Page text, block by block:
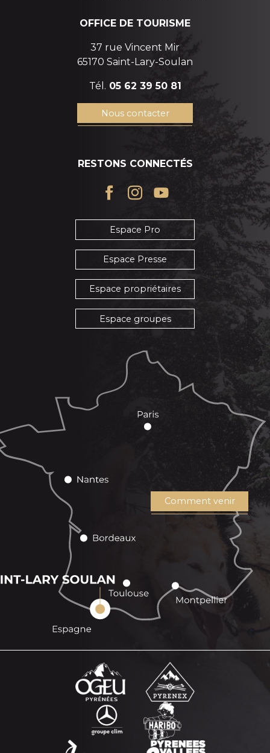
OFFICE DE TOURISME
37 rue Vincent Mir
65170 Saint-Lary-Soulan
Tél. 05 62 39 50 81
Nous contacter
RESTONS CONNECTÉS
Espace Pro
Espace Presse
Espace propriétaires
Espace groupes
Comment venir